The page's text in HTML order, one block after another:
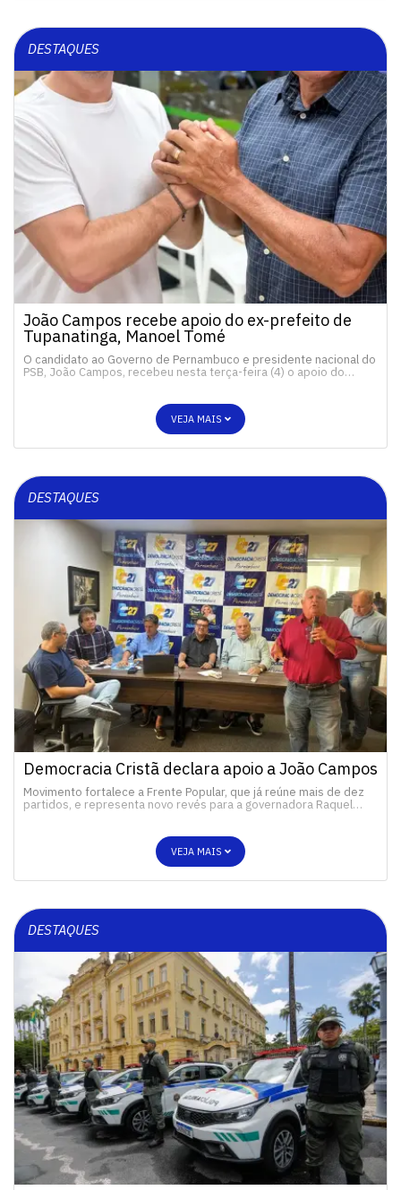
DESTAQUES
João Campos recebe apoio do ex-prefeito de
Tupanatinga, Manoel Tomé
O candidato ao Governo de Pernambuco e presidente nacional do
PSB, João Campos, recebeu nesta terça-feira (4) o apoio do…
VEJA MAIS
DESTAQUES
Democracia Cristã declara apoio a João Campos
Movimento fortalece a Frente Popular, que já reúne mais de dez
partidos, e representa novo revés para a governadora Raquel…
VEJA MAIS
DESTAQUES